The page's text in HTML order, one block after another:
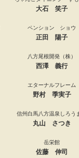
大石 笑子
ペンション ショウ
正田 陽子
八方尾根開発（株）
西澤 義行
エターナルフレーム
野村 季実子
信州白馬八方温泉しろう
丸山 さつき
岳栄館
佐藤 伸司